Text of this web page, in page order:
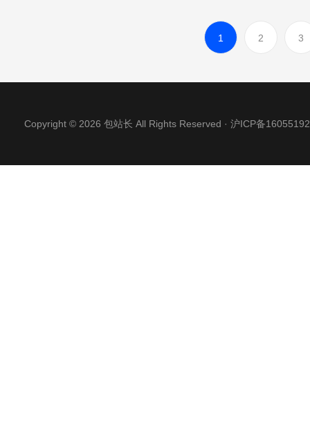
1 2 3
Copyright © 2026 包站长 All Rights Reserved · 沪ICP备